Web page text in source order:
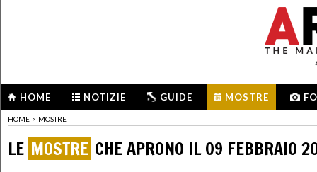
HOME NOTIZIE GUIDE MOSTRE
HOME > MOSTRE
LE MOSTRE CHE APRONO IL 09 FEBBRAIO